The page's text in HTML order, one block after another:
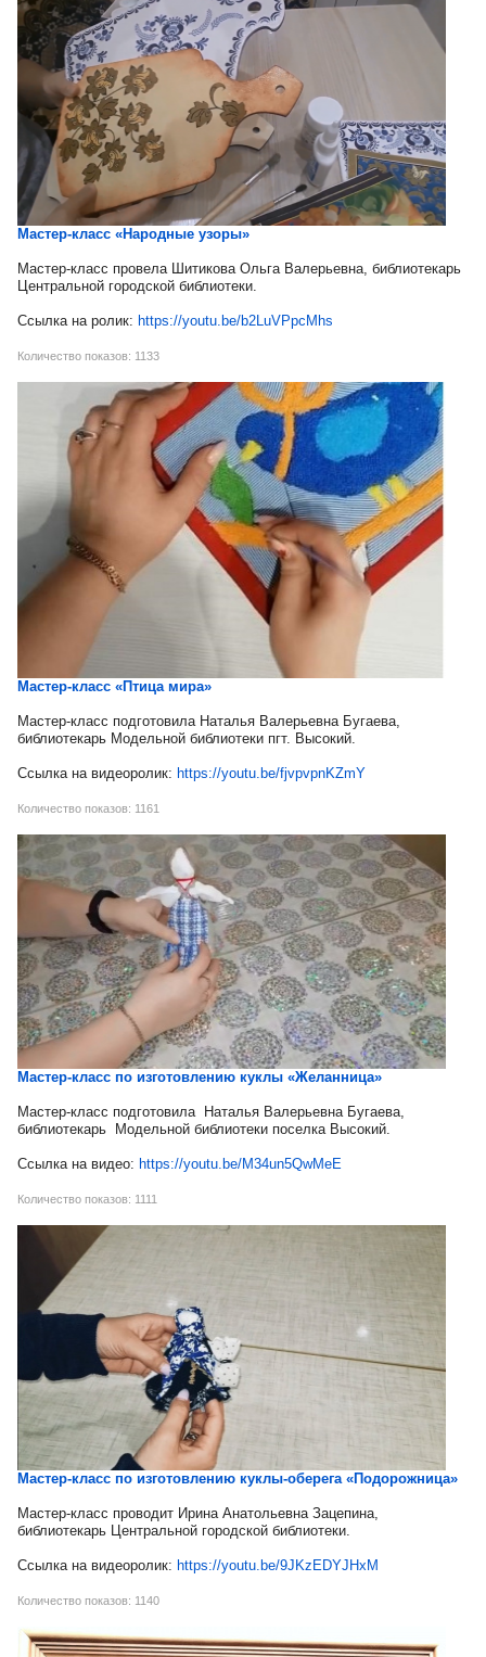
Мастер-класс «Народные узоры»
Мастер-класс провела Шитикова Ольга Валерьевна, библиотекарь
Центральной городской библиотеки.
Ссылка на ролик: https://youtu.be/b2LuVPpcMhs
Количество показов: 1133
Мастер-класс «Птица мира»
Мастер-класс подготовила Наталья Валерьевна Бугаева,
библиотекарь Модельной библиотеки пгт. Высокий.
Ссылка на видеоролик: https://youtu.be/fjvpvpnKZmY
Количество показов: 1161
Мастер-класс по изготовлению куклы «Желанница»
Мастер-класс подготовила Наталья Валерьевна Бугаева,
библиотекарь Модельной библиотеки поселка Высокий.
Ссылка на видео: https://youtu.be/M34un5QwMeE
Количество показов: 1111
Мастер-класс по изготовлению куклы-оберега «Подорожница»
Мастер-класс проводит Ирина Анатольевна Зацепина,
библиотекарь Центральной городской библиотеки.
Ссылка на видеоролик: https://youtu.be/9JKzEDYJHxM
Количество показов: 1140